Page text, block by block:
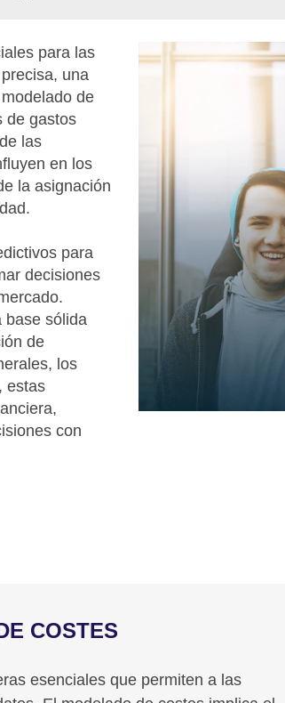
para las
una
de
de gastos
las
en los
la asignación
para
decisiones
base sólida
de
los
estas
con
COSTES
esenciales que permiten a las